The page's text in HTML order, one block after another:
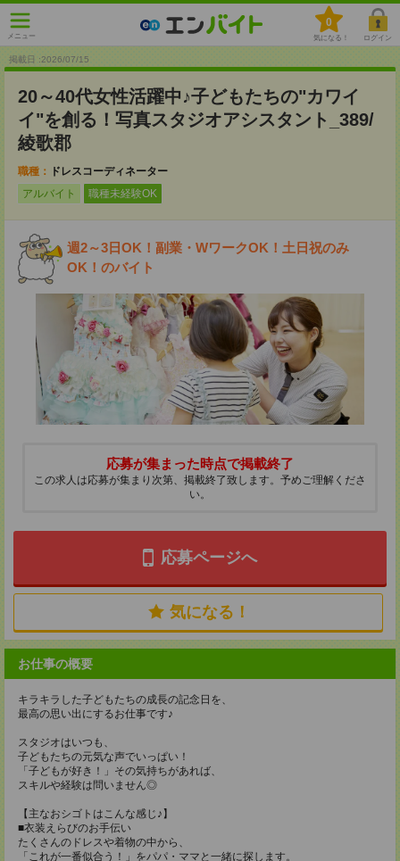
メニュー
0
気になる！ ログイン
掲載日 :2026/07/15
20～40代女性活躍中♪子どもたちの"カワイ
イ"を創る！写真スタジオアシスタント_389/
綾歌郡
職種：
ドレスコーディネーター
アルバイト
職種未経験OK
週2～3日OK！副業・WワークOK！土日祝のみ
OK！のバイト
応募が集まった時点で掲載終了
この求人は応募が集まり次第、掲載終了致します。予めご理解くださ
い。
応募ページへ
気になる！
お仕事の概要
キラキラした子どもたちの成長の記念日を、
最高の思い出にするお仕事です♪
スタジオはいつも、
子どもたちの元気な声でいっぱい！
「子どもが好き！」その気持ちがあれば、
スキルや経験は問いません◎
【主なおシゴトはこんな感じ♪】
■衣装えらびのお手伝い
たくさんのドレスや着物の中から、
「これが一番似合う！」をパパ・ママと一緒に探します。